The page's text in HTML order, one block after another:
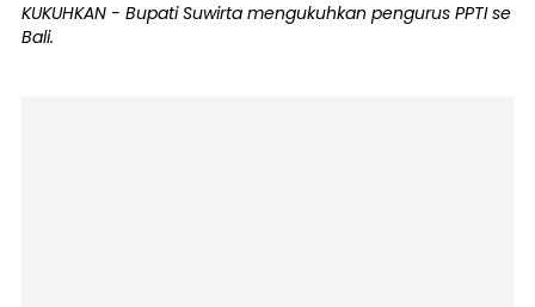
KUKUHKAN - Bupati Suwirta mengukuhkan pengurus PPTI se
Bali.